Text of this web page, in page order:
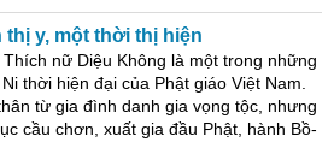
thị y, một thời thị hiện
nữ Diệu Không là một trong những
Ni thời hiện đại của Phật giáo Việt Nam.
từ gia đình danh gia vọng tộc, nhưng
cầu chơn, xuất gia đầu Phật, hành Bồ-